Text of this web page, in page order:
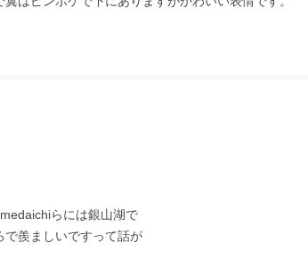
らには銀山湖で
羨ましいですって話が